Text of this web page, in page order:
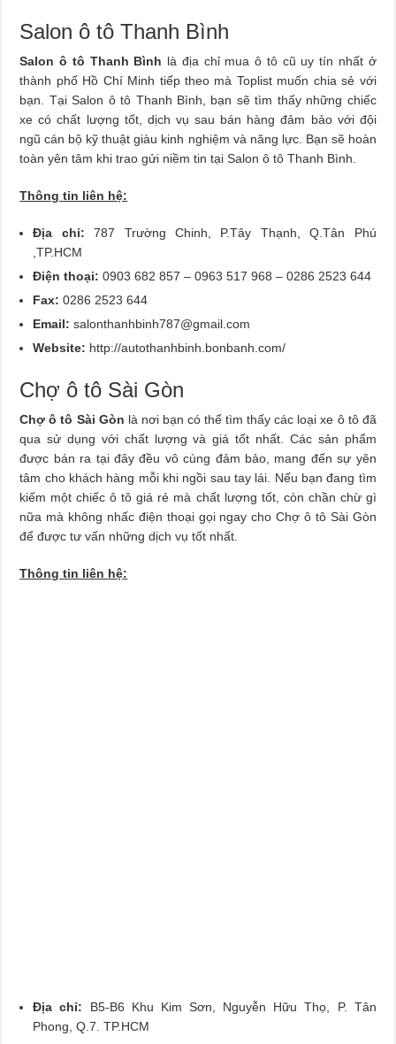
Salon ô tô Thanh Bình
Salon ô tô Thanh Bình là địa chỉ mua ô tô cũ uy tín nhất ở
thành phố Hồ Chí Minh tiếp theo mà Toplist muốn chia sẻ với
bạn. Tại Salon ô tô Thanh Bình, bạn sẽ tìm thấy những chiếc
xe có chất lượng tốt, dịch vụ sau bán hàng đảm bảo với đội
ngũ cán bộ kỹ thuật giàu kinh nghiệm và năng lực. Bạn sẽ hoàn
toàn yên tâm khi trao gửi niềm tin tại Salon ô tô Thanh Bình.
Thông tin liên hệ:
Địa chỉ:787 Trường Chinh, P.Tây Thạnh, Q.Tân Phú
,TP.HCM
Điện thoại:0903 682 857 – 0963 517 968 – 0286 2523 644
Fax:0286 2523 644
Email: salonthanhbinh787@gmail.com
Website: http://autothanhbinh.bonbanh.com/
Chợ ô tô Sài Gòn
Chợ ô tô Sài Gòn là nơi bạn có thể tìm thấy các loại xe ô tô đã
qua sử dụng với chất lượng và giá tốt nhất. Các sản phẩm
được bán ra tại đây đều vô cùng đảm bảo, mang đến sự yên
tâm cho khách hàng mỗi khi ngồi sau tay lái. Nếu bạn đang tìm
kiếm một chiếc ô tô giá rẻ mà chất lượng tốt, còn chần chừ gì
nữa mà không nhấc điện thoại gọi ngay cho Chợ ô tô Sài Gòn
để được tư vấn những dịch vụ tốt nhất.
Thông tin liên hệ:
Địa chỉ: B5-B6 Khu Kim Sơn, Nguyễn Hữu Thọ, P. Tân
Phong, Q.7. TP.HCM